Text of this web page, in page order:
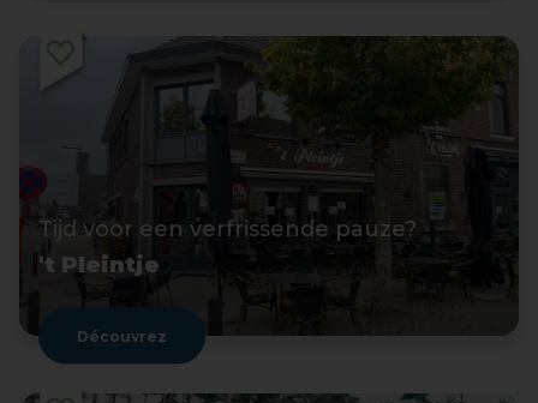
Tijd voor een verfrissende pauze?
't Pleintje
Découvrez